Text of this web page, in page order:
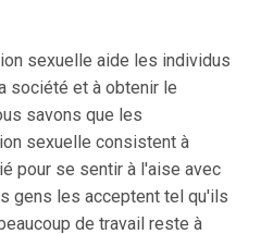
sexuelle aide les individus
société et à obtenir le
savons que les
sexuelle consistent à
pour se sentir à l'aise avec
gens les acceptent tel qu'ils
de travail reste à